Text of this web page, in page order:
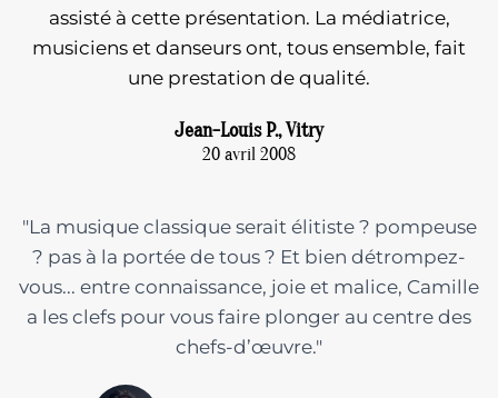
assisté à cette présentation. La médiatrice,
musiciens et danseurs ont, tous ensemble, fait
une prestation de qualité.
Jean-Louis P., Vitry
20 avril 2008
"La musique classique serait élitiste ? pompeuse
? pas à la portée de tous ? Et bien détrompez-
vous... entre connaissance, joie et malice, Camille
a les clefs pour vous faire plonger au centre des
chefs-d’œuvre."